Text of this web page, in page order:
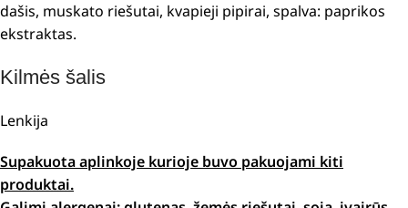
dašis, muskato riešutai, kvapieji pipirai, spalva: paprikos
ekstraktas.
Kilmės šalis
Lenkija
Supakuota aplinkoje kurioje buvo pakuojami kiti
produktai.